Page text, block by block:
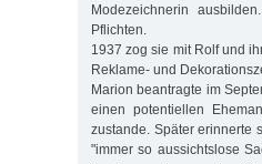
Modezeichnerin
Pflichten.
1937 zog sie mit Rolf und
Reklame- und
Marion beantragte im
einen potentiellen
zustande. Später erinnerte
"immer so aussichtslose